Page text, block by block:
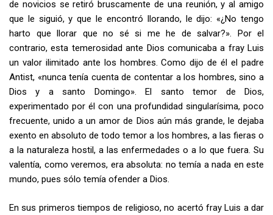
de novicios se retiró bruscamente de una reunión, y al amigo
que le siguió, y que le encontró llorando, le dijo: «¿No tengo
harto que llorar que no sé si me he de salvar?». Por el
contrario, esta temerosidad ante Dios comunicaba a fray Luis
un valor ilimitado ante los hombres. Como dijo de él el padre
Antist, «nunca tenía cuenta de contentar a los hombres, sino a
Dios y a santo Domingo». El santo temor de Dios,
experimentado por él con una profundidad singularísima, poco
frecuente, unido a un amor de Dios aún más grande, le dejaba
exento en absoluto de todo temor a los hombres, a las fieras o
a la naturaleza hostil, a las enfermedades o a lo que fuera. Su
valentía, como veremos, era absoluta: no temía a nada en este
mundo, pues sólo temía ofender a Dios.
En sus primeros tiempos de religioso, no acertó fray Luis a dar